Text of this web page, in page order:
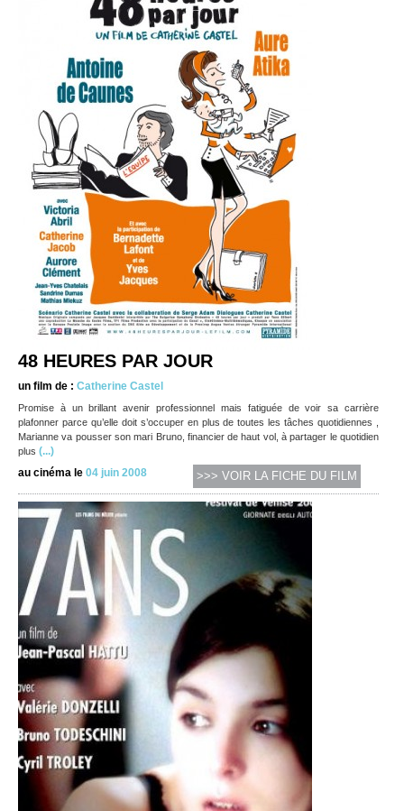
48 HEURES PAR JOUR
un film de : Catherine Castel
Promise à un brillant avenir professionnel mais fatiguée de voir sa carrière
plafonner parce qu’elle doit s’occuper en plus de toutes les tâches quotidiennes ,
Marianne va pousser son mari Bruno, financier de haut vol, à partager le quotidien
plus (...)
au cinéma le 04 juin 2008 >>> VOIR LA FICHE DU FILM